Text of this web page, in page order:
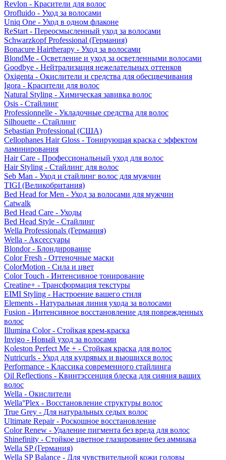
Revlon - Красители для волос
Orofluido - Уход за волосами
Uniq One - Уход в одном флаконе
ReStart - Переосмысленный уход за волосами
Schwarzkopf Professional (Германия)
Bonacure Hairtherapy - Уход за волосами
BlondMe - Осветление и уход за осветленными волосами
Goodbye - Нейтрализация нежелательных оттенков
Oxigenta - Окислители и средства для обесцвечивания
Igora - Красители для волос
Natural Styling - Химическая завивка волос
Osis - Стайлинг
Professionnelle - Укладочные средства для волос
Silhouette - Стайлинг
Sebastian Professional (США)
Cellophanes Hair Gloss - Тонирующая краска с эффектом
ламинирования
Hair Care - Профессиональный уход для волос
Hair Styling - Стайлинг для волос
Seb Man - Уход и стайлинг волос для мужчин
TIGI (Великобритания)
Bed Head for Men - Уход за волосами для мужчин
Catwalk
Bed Head Care - Уходы
Bed Head Style - Стайлинг
Wella Professionals (Германия)
Wella - Аксессуары
Blondor - Блондирование
Color Fresh - Оттеночные маски
ColorMotion - Сила и цвет
Color Touch - Интенсивное тонирование
Creatine+ - Трансформация текстуры
EIMI Styling - Настроение вашего стиля
Elements - Натуральная линия ухода за волосами
Fusion - Интенсивное восстановление для поврежденных
волос
Illumina Color - Стойкая крем-краска
Invigo - Новый уход за волосами
Koleston Perfect Me + - Стойкая краска для волос
Nutricurls - Уход для кудрявых и вьющихся волос
Performance - Классика современного стайлинга
Oil Reflections - Квинтэссенция блеска для сияния ваших
волос
Wella - Окислители
Wella°Plex - Восстановление структуры волос
True Grey - Для натуральных седых волос
Ultimate Repair - Роскошное восстановление
Color Renew - Удаление пигмента без вреда для волос
Shinefinity - Стойкое цветное глазирование без аммиака
Wella SP (Германия)
Wella SP Balance - Для чувствительной кожи головы